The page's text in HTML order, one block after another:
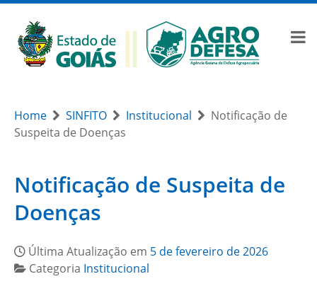
Home SINFITO Institucional
Notificação de
Suspeita de Doenças
Notificação de Suspeita de
Doenças
Última Atualização em 5 de fevereiro de 2026
Categoria Institucional